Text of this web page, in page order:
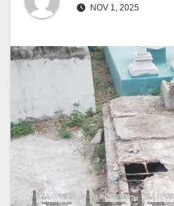
NOV 1, 2025